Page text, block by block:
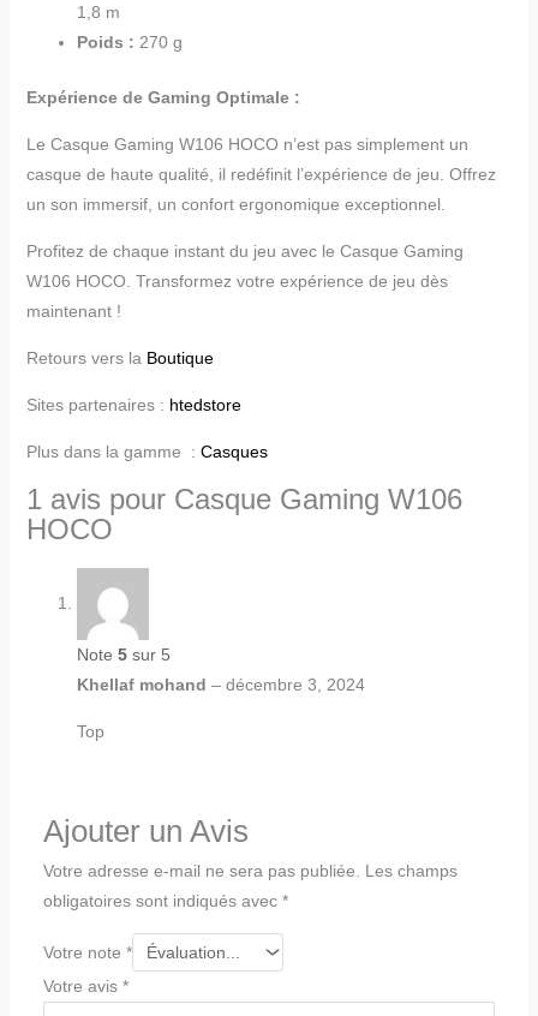
1,8 m
Poids : 270 g
Expérience de Gaming Optimale :
Le Casque Gaming W106 HOCO n’est pas simplement un
casque de haute qualité, il redéfinit l’expérience de jeu. Offrez
un son immersif, un confort ergonomique exceptionnel.
Profitez de chaque instant du jeu avec le Casque Gaming
W106 HOCO. Transformez votre expérience de jeu dès
maintenant !
Retours vers la Boutique
Sites partenaires : htedstore
Plus dans la gamme : Casques
1 avis pour Casque Gaming W106
HOCO
Note 5sur 5
Khellaf mohand – décembre 3, 2024
Top
Ajouter un Avis
Votre adresse e-mail ne sera pas publiée. Les champs
obligatoires sont indiqués avec *
Votre note *
Votre avis *